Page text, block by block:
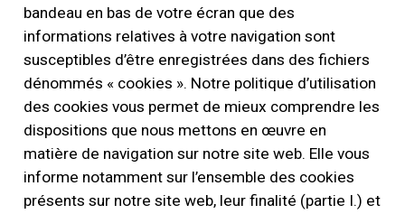
bandeau en bas de votre écran que des
informations relatives à votre navigation sont
susceptibles d’être enregistrées dans des fichiers
dénommés « cookies ». Notre politique d’utilisation
des cookies vous permet de mieux comprendre les
dispositions que nous mettons en œuvre en
matière de navigation sur notre site web. Elle vous
informe notamment sur l’ensemble des cookies
présents sur notre site web, leur finalité (partie I.) et